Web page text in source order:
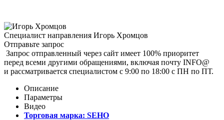
Специалист направления Игорь Хромцов
Отправьте запрос
Запрос отправленный через сайт имеет 100% приоритет
перед всеми другими обращениями, включая почту INFO@
и рассматривается специалистом с 9:00 по 18:00 с ПН по ПТ.
Описание
Параметры
Видео
Торговая марка: SEHO